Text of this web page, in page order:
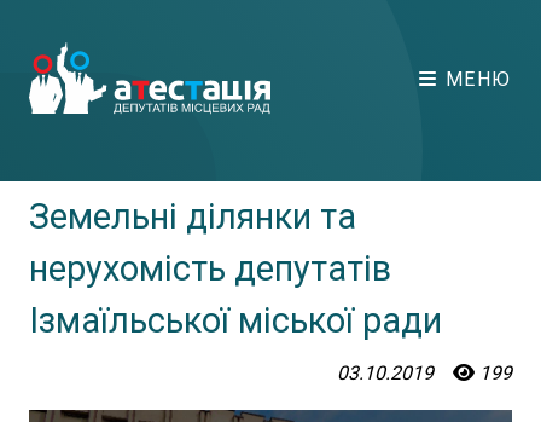
МЕНЮ
Земельні ділянки та
нерухомість депутатів
Ізмаїльської міської ради
03.10.2019 199